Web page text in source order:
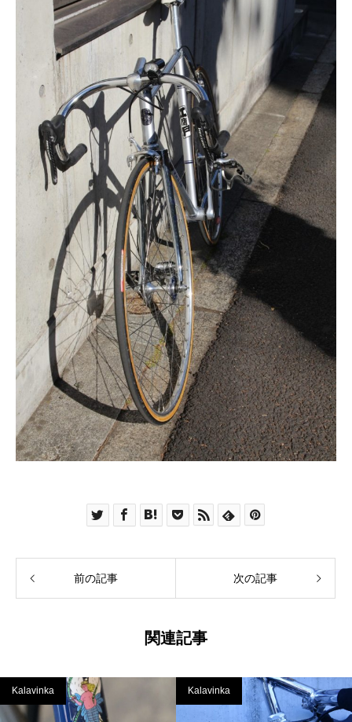
前の記事 次の記事
関連記事
Kalavinka Kalavinka